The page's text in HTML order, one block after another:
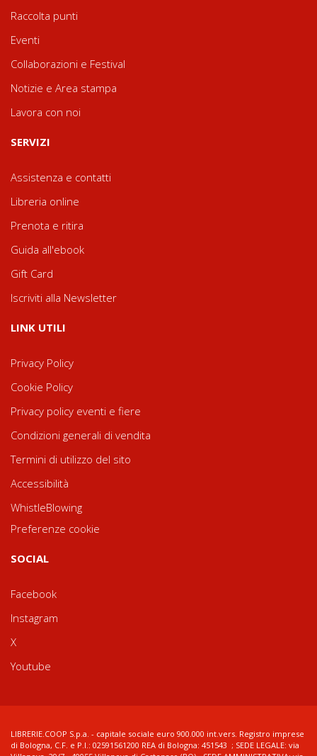
Raccolta punti
Eventi
Collaborazioni e Festival
Notizie e Area stampa
Lavora con noi
SERVIZI
Assistenza e contatti
Libreria online
Prenota e ritira
Guida all'ebook
Gift Card
Iscriviti alla Newsletter
LINK UTILI
Privacy Policy
Cookie Policy
Privacy policy eventi e fiere
Condizioni generali di vendita
Termini di utilizzo del sito
Accessibilità
WhistleBlowing
Preferenze cookie
SOCIAL
Facebook
Instagram
X
Youtube
LIBRERIE.COOP S.p.a. - capitale sociale euro 900.000 int.vers. Registro imprese
di Bologna, C.F. e P.I.: 02591561200 REA di Bologna: 451543 ; SEDE LEGALE: via